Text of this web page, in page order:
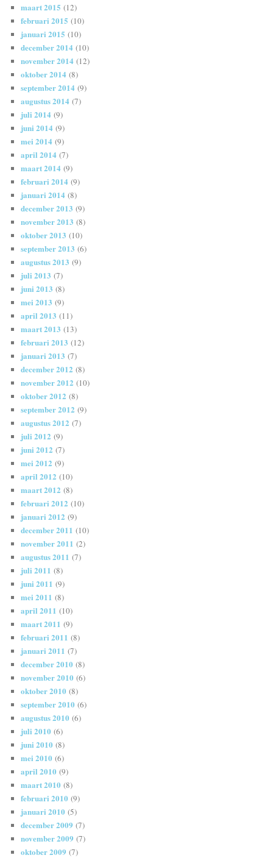
maart 2015 (12)
februari 2015 (10)
januari 2015 (10)
december 2014 (10)
november 2014 (12)
oktober 2014 (8)
september 2014 (9)
augustus 2014 (7)
juli 2014 (9)
juni 2014 (9)
mei 2014 (9)
april 2014 (7)
maart 2014 (9)
februari 2014 (9)
januari 2014 (8)
december 2013 (9)
november 2013 (8)
oktober 2013 (10)
september 2013 (6)
augustus 2013 (9)
juli 2013 (7)
juni 2013 (8)
mei 2013 (9)
april 2013 (11)
maart 2013 (13)
februari 2013 (12)
januari 2013 (7)
december 2012 (8)
november 2012 (10)
oktober 2012 (8)
september 2012 (9)
augustus 2012 (7)
juli 2012 (9)
juni 2012 (7)
mei 2012 (9)
april 2012 (10)
maart 2012 (8)
februari 2012 (10)
januari 2012 (9)
december 2011 (10)
november 2011 (2)
augustus 2011 (7)
juli 2011 (8)
juni 2011 (9)
mei 2011 (8)
april 2011 (10)
maart 2011 (9)
februari 2011 (8)
januari 2011 (7)
december 2010 (8)
november 2010 (6)
oktober 2010 (8)
september 2010 (6)
augustus 2010 (6)
juli 2010 (6)
juni 2010 (8)
mei 2010 (6)
april 2010 (9)
maart 2010 (8)
februari 2010 (9)
januari 2010 (5)
december 2009 (7)
november 2009 (7)
oktober 2009 (7)